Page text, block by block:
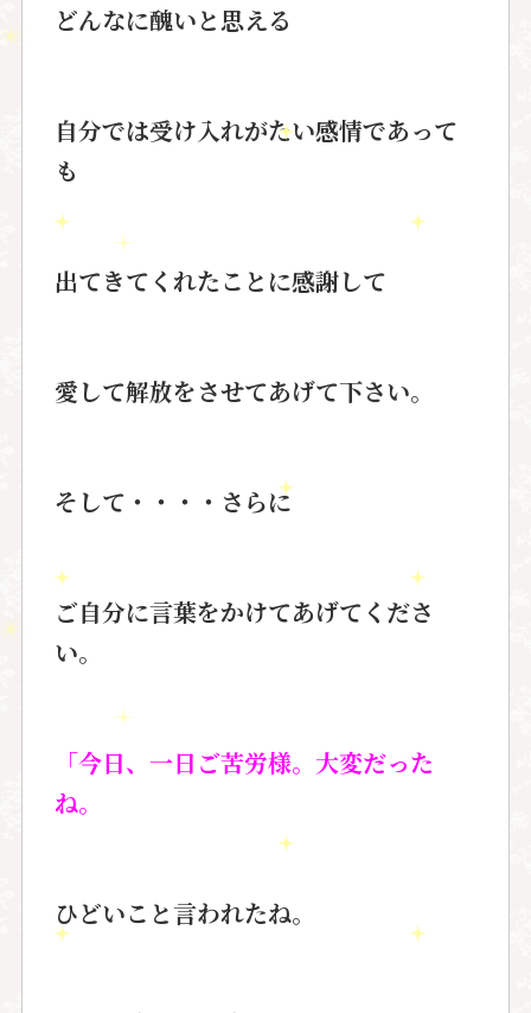
どんなに醜いと思える
自分では受け入れがたい感情であって
も
出てきてくれたことに感謝して
愛して解放をさせてあげて下さい。
そして・・・・さらに
ご自分に言葉をかけてあげてくださ
い。
「今日、一日ご苦労様。大変だった
ね。
ひどいこと言われたね。